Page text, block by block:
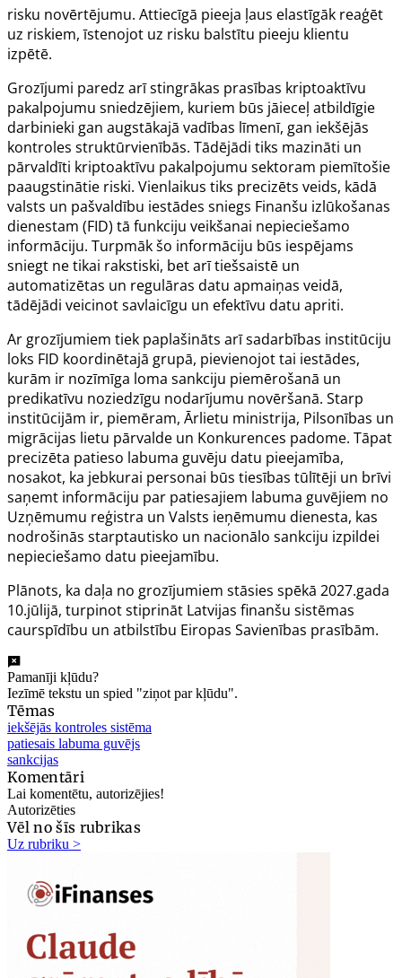
risku novērtējumu. Attiecīgā pieeja ļaus elastīgāk reaģēt
uz riskiem, īstenojot uz risku balstītu pieeju klientu
izpētē.
Grozījumi paredz arī stingrākas prasības kriptoaktīvu
pakalpojumu sniedzējiem, kuriem būs jāieceļ atbildīgie
darbinieki gan augstākajā vadības līmenī, gan iekšējās
kontroles struktūrvienībās. Tādējādi tiks mazināti un
pārvaldīti kriptoaktīvu pakalpojumu sektoram piemītošie
paaugstinātie riski. Vienlaikus tiks precizēts veids, kādā
valsts un pašvaldību iestādes sniegs Finanšu izlūkošanas
dienestam (FID) tā funkciju veikšanai nepieciešamo
informāciju. Turpmāk šo informāciju būs iespējams
sniegt ne tikai rakstiski, bet arī tiešsaistē un
automatizētas un regulāras datu apmaiņas veidā,
tādējādi veicinot savlaicīgu un efektīvu datu apriti.
Ar grozījumiem tiek paplašināts arī sadarbības institūciju
loks FID koordinētajā grupā, pievienojot tai iestādes,
kurām ir nozīmīga loma sankciju piemērošanā un
predikatīvu noziedzīgu nodarījumu novēršanā. Starp
institūcijām ir, piemēram, Ārlietu ministrija, Pilsonības un
migrācijas lietu pārvalde un Konkurences padome. Tāpat
precizēta patieso labuma guvēju datu pieejamība,
nosakot, ka jebkurai personai būs tiesības tūlītēji un brīvi
saņemt informāciju par patiesajiem labuma guvējiem no
Uzņēmumu reģistra un Valsts ieņēmumu dienesta, kas
nodrošinās starptautisko un nacionālo sankciju izpildei
nepieciešamo datu pieejamību.
Plānots, ka daļa no grozījumiem stāsies spēkā 2027.gada
10.jūlijā, turpinot stiprināt Latvijas finanšu sistēmas
caurspīdību un atbilstību Eiropas Savienības prasībām.
Pamanīji kļūdu?
Iezīmē tekstu un spied "ziņot par kļūdu".
Tēmas
iekšējās kontroles sistēma
patiesais labuma guvējs
sankcijas
Komentāri
Lai komentētu, autorizējies!
Autorizēties
Vēl no šīs rubrikas
Uz rubriku >